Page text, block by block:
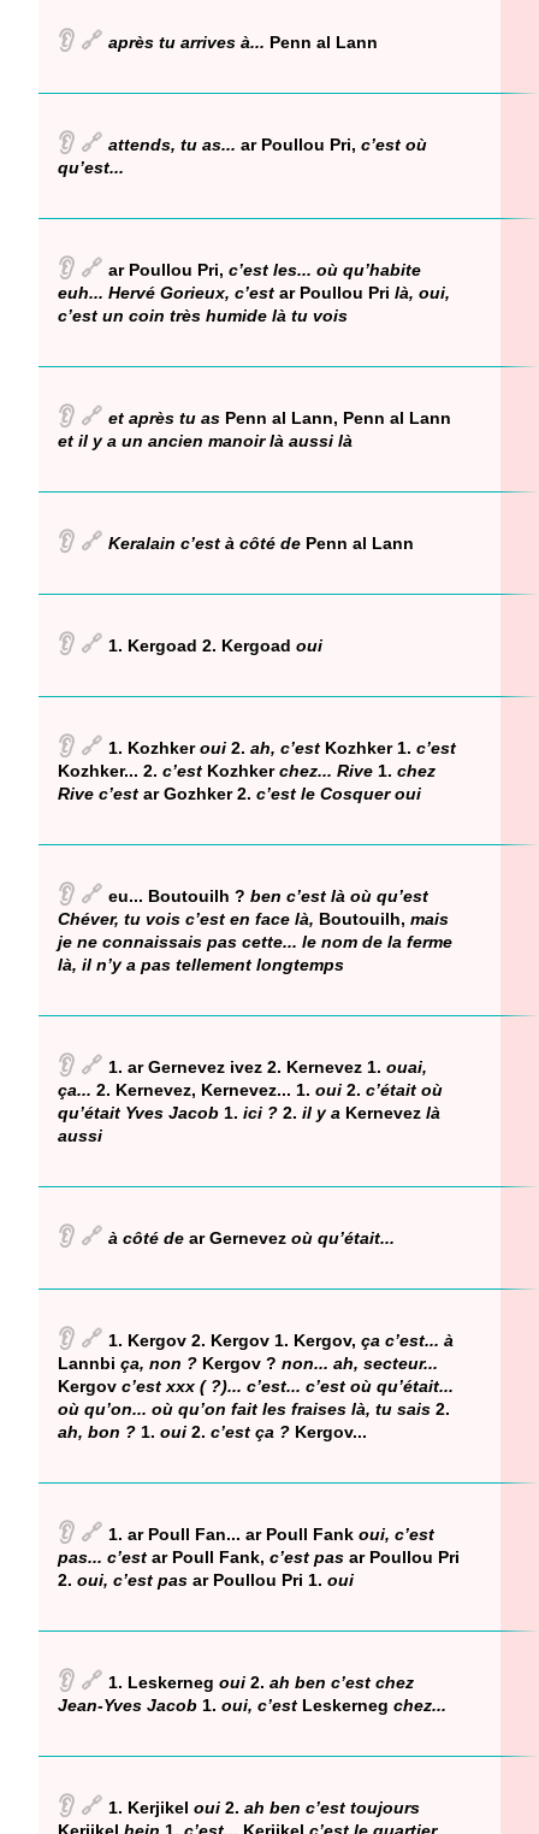
👂 🔗 après tu arrives à... Penn al Lann
👂 🔗 attends, tu as... ar Poullou Pri, c’est où
qu’est...
👂 🔗 ar Poullou Pri, c’est les... où qu’habite
euh... Hervé Gorieux, c’est ar Poullou Pri là, oui,
c’est un coin très humide là tu vois
👂 🔗 et après tu as Penn al Lann, Penn al Lann
et il y a un ancien manoir là aussi là
👂 🔗 Keralain c’est à côté de Penn al Lann
👂 🔗 1. Kergoad 2. Kergoad oui
👂 🔗 1. Kozhkeroui 2. ah, c’est Kozhker 1. c’est
Kozhker... 2. c’est Kozhkerchez... Rive 1. chez
Rive c’est ar Gozhker 2. c’est le Cosquer oui
👂 🔗 eu... Boutouilh ? ben c’est là où qu’est
Chéver, tu vois c’est en face là, Boutouilh, mais
je ne connaissais pas cette... le nom de la ferme
là, il n’y a pas tellement longtemps
👂 🔗 1. ar Gernevez ivez 2. Kernevez 1. ouai,
ça... 2. Kernevez, Kernevez... 1. oui 2. c’était où
qu’était Yves Jacob 1. ici ? 2. il y a Kernevez là
aussi
👂 🔗 à côté de ar Gernevez où qu’était...
👂 🔗 1. Kergov 2. Kergov 1. Kergov, ça c’est... à
Lannbi ça, non ? Kergov ? non... ah, secteur...
Kergov c’est xxx ( ?)... c’est... c’est où qu’était...
où qu’on... où qu’on fait les fraises là, tu sais 2.
ah, bon ? 1. oui 2. c’est ça ? Kergov...
👂 🔗 1. ar Poull Fan... ar Poull Fank oui, c’est
pas... c’est ar Poull Fank, c’est pas ar Poullou Pri
2. oui, c’est pas ar Poullou Pri 1. oui
👂 🔗 1. Leskerneg oui 2. ah ben c’est chez
Jean-Yves Jacob 1. oui, c’est Leskerneg chez...
👂 🔗 1. Kerjikel oui 2. ah ben c’est toujours